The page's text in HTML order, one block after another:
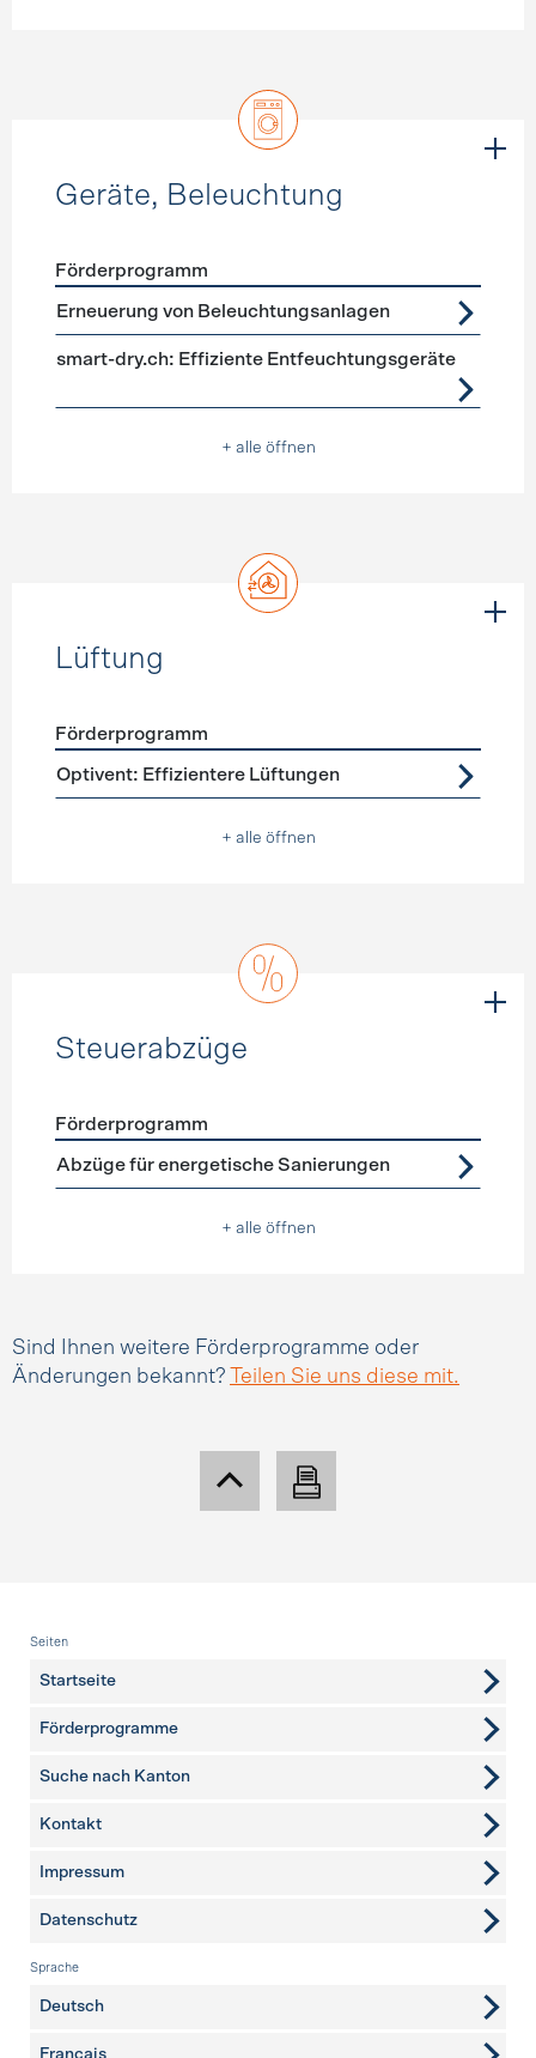
Geräte, Beleuchtung
Förderprogramme Geräte, Beleuchtung
Förderprogramm
Erneuerung von Beleuchtungsanlagen
smart-dry.ch: Effiziente Entfeuchtungsgeräte
+ alle öffnen
Lüftung
Förderprogramme Lüftung
Förderprogramm
Optivent: Effizientere Lüftungen
+ alle öffnen
Steuerabzüge
Förderprogramme Steuerabzüge
Förderprogramm
Abzüge für energetische Sanierungen
+ alle öffnen
Sind Ihnen weitere Förderprogramme oder
Änderungen bekannt?
Teilen Sie uns diese mit.
Fusszeile
Seiten
Startseite
Förderprogramme
Suche nach Kanton
weitere Seiten
Kontakt
Impressum
Datenschutz
Sprache
Deutsch
Français